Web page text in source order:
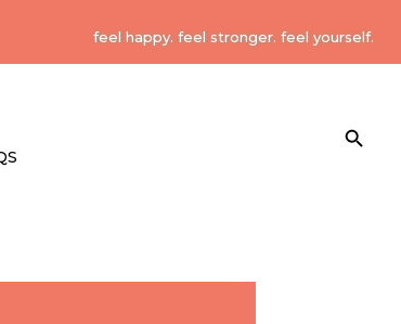
feel happy. feel stronger. feel yourself.
Search
for: